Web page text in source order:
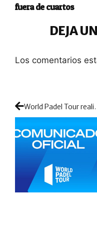
fuera de cuartos
DEJA
Los comentarios
World Padel Tour